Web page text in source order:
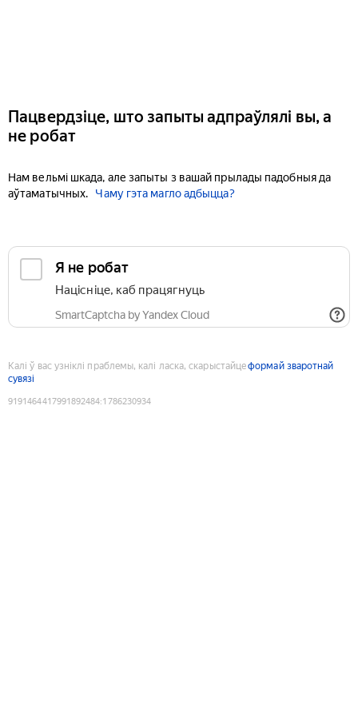
Пацвердзіце, што запыты адпраўлялі вы, а
не робат
Нам вельмі шкада, але запыты з вашай прылады падобныя да
аўтаматычных.
Чаму гэта магло адбыцца?
Я не робат
Націсніце, каб працягнуць
SmartCaptcha by Yandex Cloud
Калі ў вас узніклі праблемы, калі ласка, скарыстайцеформай зваротнай
сувязі
9191464417991892484:1786230934